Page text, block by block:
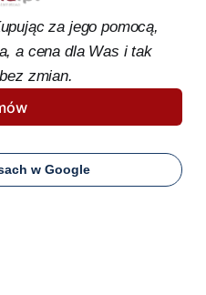
za jego pomocą,
a cena dla Was i tak
zmian.
w Google